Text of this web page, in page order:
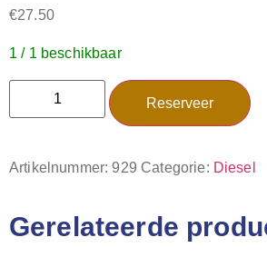
€27.50
1 / 1 beschikbaar
Reserveer
Artikelnummer:929 Categorie: Diesel
Gerelateerde